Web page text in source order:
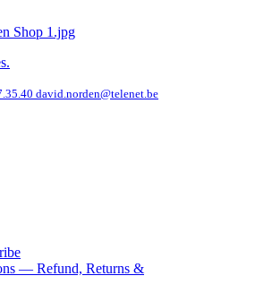
david.norden@telenet.be
— Refund, Returns &